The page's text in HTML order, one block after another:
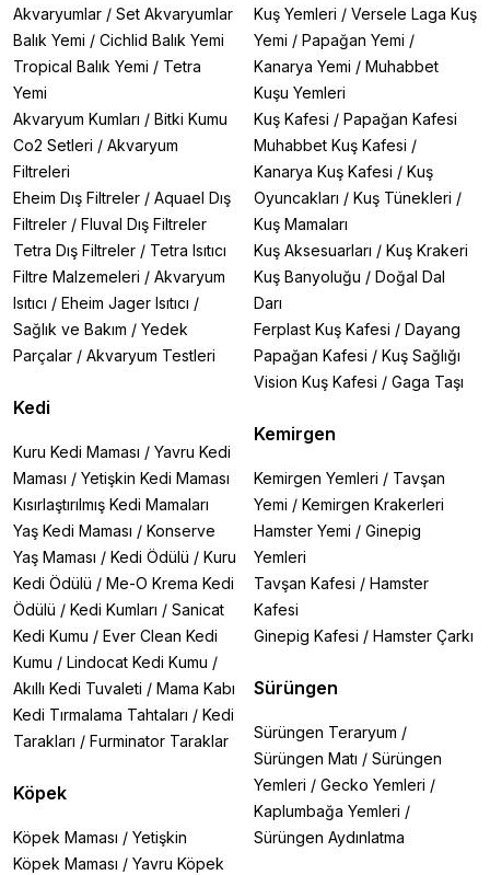
Akvaryumlar / Set Akvaryumlar
Balık Yemi / Cichlid Balık Yemi
Tropical Balık Yemi / Tetra
Yemi
Akvaryum Kumları / Bitki Kumu
Co2 Setleri / Akvaryum
Filtreleri
Eheim Dış Filtreler / Aquael Dış
Filtreler / Fluval Dış Filtreler
Tetra Dış Filtreler / Tetra Isıtıcı
Filtre Malzemeleri / Akvaryum
Isıtıcı / Eheim Jager Isıtıcı /
Sağlık ve Bakım / Yedek
Parçalar / Akvaryum Testleri
Kedi
Kuru Kedi Maması / Yavru Kedi
Maması / Yetişkin Kedi Maması
Kısırlaştırılmış Kedi Mamaları
Yaş Kedi Maması / Konserve
Yaş Maması / Kedi Ödülü / Kuru
Kedi Ödülü / Me-O Krema Kedi
Ödülü / Kedi Kumları / Sanicat
Kedi Kumu / Ever Clean Kedi
Kumu / Lindocat Kedi Kumu /
Akıllı Kedi Tuvaleti / Mama Kabı
Kedi Tırmalama Tahtaları / Kedi
Tarakları / Furminator Taraklar
Köpek
Köpek Maması / Yetişkin
Köpek Maması / Yavru Köpek
Kuş Yemleri / Versele Laga Kuş
Yemi / Papağan Yemi /
Kanarya Yemi / Muhabbet
Kuşu Yemleri
Kuş Kafesi / Papağan Kafesi
Muhabbet Kuş Kafesi /
Kanarya Kuş Kafesi / Kuş
Oyuncakları / Kuş Tünekleri /
Kuş Mamaları
Kuş Aksesuarları / Kuş Krakeri
Kuş Banyoluğu / Doğal Dal
Darı
Ferplast Kuş Kafesi / Dayang
Papağan Kafesi / Kuş Sağlığı
Vision Kuş Kafesi / Gaga Taşı
Kemirgen
Kemirgen Yemleri / Tavşan
Yemi / Kemirgen Krakerleri
Hamster Yemi / Ginepig
Yemleri
Tavşan Kafesi / Hamster
Kafesi
Ginepig Kafesi / Hamster Çarkı
Sürüngen
Sürüngen Teraryum /
Sürüngen Matı / Sürüngen
Yemleri / Gecko Yemleri /
Kaplumbağa Yemleri /
Sürüngen Aydınlatma